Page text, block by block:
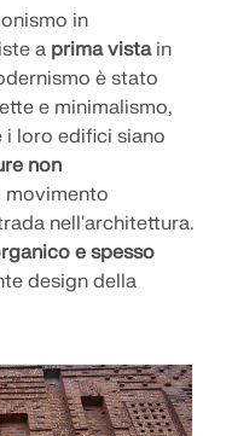
acciaio
in
a prima vistain
è stato
e minimalismo,
loro edifici siano
non
movimento
nell'architettura.
e spesso
design della